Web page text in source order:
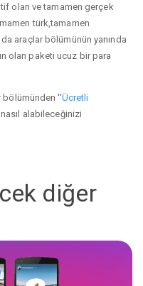
olan ve tamamen gerçek
türk,tamamen
araçlar bölümünün yanında
olan paketi ucuz bir para
bölümünden ''Ücretli
alabileceğinizi
diğer